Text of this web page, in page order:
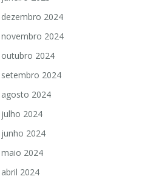
dezembro 2024
novembro 2024
outubro 2024
setembro 2024
agosto 2024
julho 2024
junho 2024
maio 2024
abril 2024